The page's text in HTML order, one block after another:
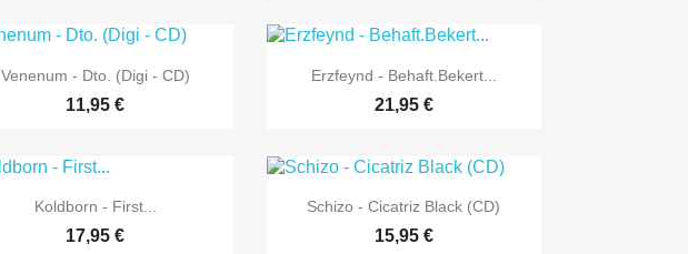
 Vorschau
Venenum - Dto. (Digi - CD)
11,95 €
 Vorschau
Erzfeynd - Behaft.Bekert...
21,95 €
 Vorschau
Koldborn - First...
17,95 €
 Vorschau
Schizo - Cicatriz Black (CD)
15,95 €